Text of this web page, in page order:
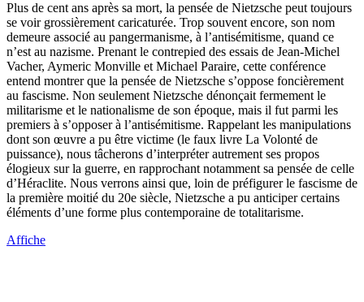
Plus de cent ans après sa mort, la pensée de Nietzsche peut toujours
se voir grossièrement caricaturée. Trop souvent encore, son nom
demeure associé au pangermanisme, à l’antisémitisme, quand ce
n’est au nazisme. Prenant le contrepied des essais de Jean-Michel
Vacher, Aymeric Monville et Michael Paraire, cette conférence
entend montrer que la pensée de Nietzsche s’oppose foncièrement
au fascisme. Non seulement Nietzsche dénonçait fermement le
militarisme et le nationalisme de son époque, mais il fut parmi les
premiers à s’opposer à l’antisémitisme. Rappelant les manipulations
dont son œuvre a pu être victime (le faux livre La Volonté de
puissance), nous tâcherons d’interpréter autrement ses propos
élogieux sur la guerre, en rapprochant notamment sa pensée de celle
d’Héraclite. Nous verrons ainsi que, loin de préfigurer le fascisme de
la première moitié du 20e siècle, Nietzsche a pu anticiper certains
éléments d’une forme plus contemporaine de totalitarisme.
Affiche